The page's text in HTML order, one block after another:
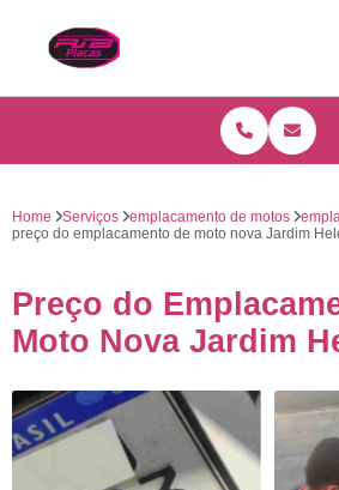
Home Serviços emplacamento de motos
preço do emplacamento de moto nova Jardim
Preço do
Moto Nova Jardim